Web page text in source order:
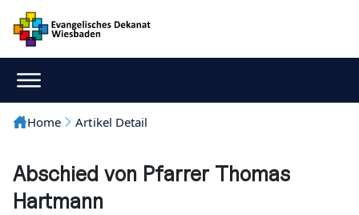
Home Artikel Detail
Abschied von Pfarrer Thomas
Hartmann